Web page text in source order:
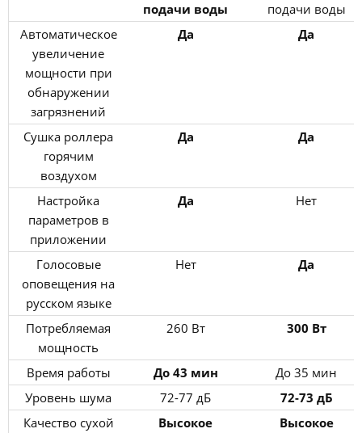
подачи воды
подачи воды
Автоматическое
увеличение
мощности при
обнаружении
загрязнений
Да Да
Сушка роллера
горячим
воздухом
Да Да
Настройка
параметров в
приложении
Да Нет
Голосовые
оповещения на
русском языке
Нет Да
Потребляемая
мощность
260 Вт 300 Вт
Время работы До 43 мин
До 35 мин
Уровень шума
72-77 дБ
72-73 дБ
Качество сухой
Высокое Высокое